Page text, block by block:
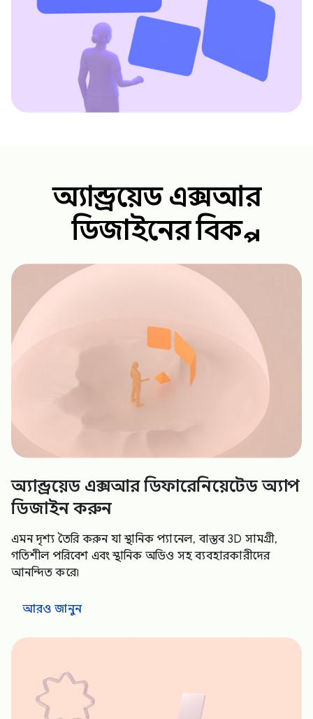
অ্যান্ড্রয়েড এক্সআর
ডিজাইনের বিকল্প
অ্যান্ড্রয়েড এক্সআর ডিফারেনিয়েটেড অ্যাপ
ডিজাইন করুন
এমন দৃশ্য তৈরি করুন যা স্থানিক প্যানেল, বাস্তব 3D সামগ্রী,
গতিশীল পরিবেশ এবং স্থানিক অডিও সহ ব্যবহারকারীদের
আনন্দিত করে৷
আরও জানুন